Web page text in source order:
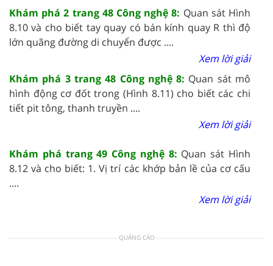
Khám phá 2 trang 48 Công nghệ 8: Quan sát Hình
8.10 và cho biết tay quay có bán kính quay R thì độ
lớn quãng đường di chuyển được ....
Xem lời giải
Khám phá 3 trang 48 Công nghệ 8: Quan sát mô
hình động cơ đốt trong (Hình 8.11) cho biết các chi
tiết pit tông, thanh truyền ....
Xem lời giải
Khám phá trang 49 Công nghệ 8: Quan sát Hình
8.12 và cho biết: 1. Vị trí các khớp bản lề của cơ cấu
....
Xem lời giải
QUẢNG CÁO